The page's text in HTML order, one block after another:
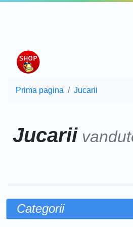
Prima pagina Jucarii
Jucarii
Categorii